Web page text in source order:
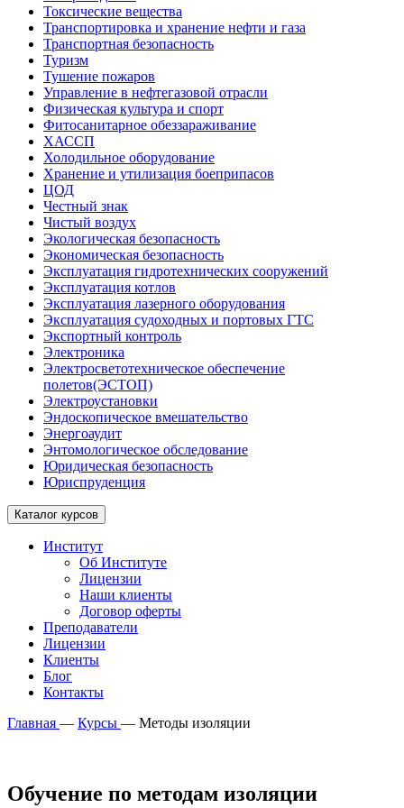
Токсические вещества
Транспортировка и хранение нефти и газа
Транспортная безопасность
Туризм
Тушение пожаров
Управление в нефтегазовой отрасли
Физическая культура и спорт
Фитосанитарное обеззараживание
ХАССП
Холодильное оборудование
Хранение и утилизация боеприпасов
ЦОД
Честный знак
Чистый воздух
Экологическая безопасность
Экономическая безопасность
Эксплуатация гидротехнических сооружений
Эксплуатация котлов
Эксплуатация лазерного оборудования
Эксплуатация судоходных и портовых ГТС
Экспортный контроль
Электроника
Электросветотехническое обеспечение
полетов(ЭСТОП)
Электроустановки
Эндоскопическое вмешательство
Энергоаудит
Энтомологическое обследование
Юридическая безопасность
Юриспруденция
Каталог курсов
Институт
Об Институте
Лицензии
Наши клиенты
Договор оферты
Преподаватели
Лицензии
Клиенты
Блог
Контакты
Главная — Курсы — Методы изоляции
Обучение по методам изоляции